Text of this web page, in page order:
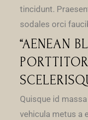
tincidunt.
sodales orci
“AENEAN
Quisque id
vehicula metus a